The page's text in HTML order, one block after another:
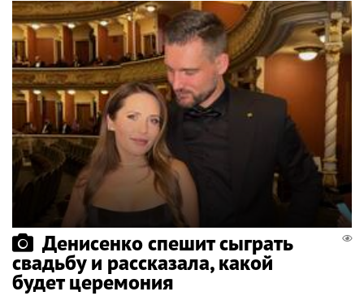
Денисенко спешит сыграть
свадьбу и рассказала, какой
будет церемония